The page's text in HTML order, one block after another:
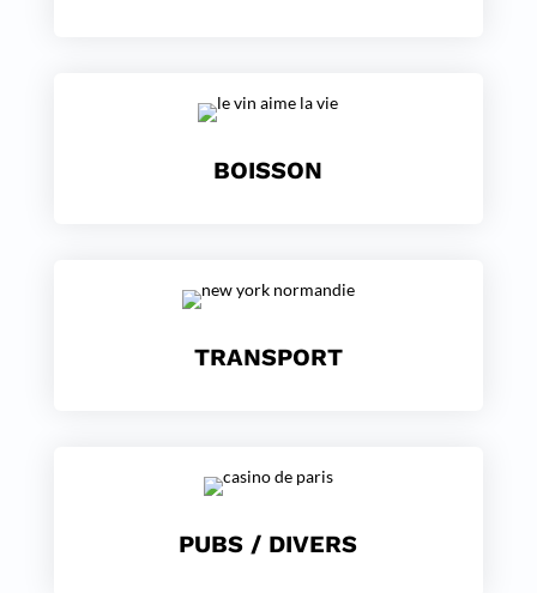
BOISSON
TRANSPORT
PUBS / DIVERS